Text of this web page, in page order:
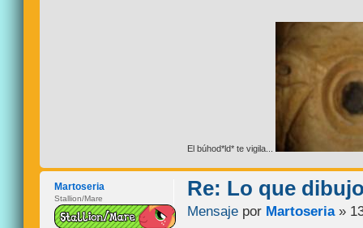
El búhod*ld* te vigila...
Re: Lo que
Mensaje por Martoseria»
Martoseria
Stallion/Mare